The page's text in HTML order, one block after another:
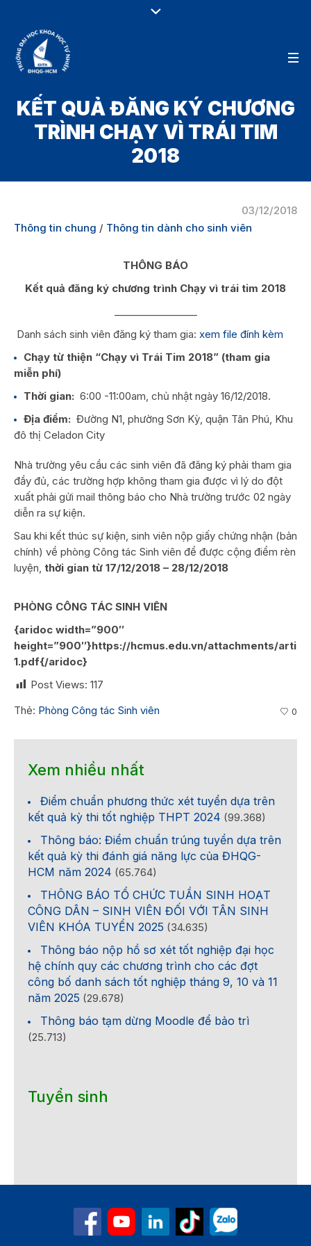
KẾT QUẢ ĐĂNG KÝ CHƯƠNG
TRÌNH CHẠY VÌ TRÁI TIM
2018
03/12/2018
Thông tin chung / Thông tin dành cho sinh viên
THÔNG BÁO
Kết quả đăng ký chương trình Chạy vì trái tim 2018
Danh sách sinh viên đăng ký tham gia: xem file đính kèm
Chạy từ thiện “Chạy vì Trái Tim 2018” (tham gia
miễn phí)
Thời gian: 6:00 -11:00am, chủ nhật ngày 16/12/2018.
Địa điểm: Đường N1, phường Sơn Kỳ, quận Tân Phú, Khu
đô thị Celadon City
Nhà trường yêu cầu các sinh viên đã đăng ký phải tham gia
đầy đủ, các trường hợp không tham gia được vì lý do đột
xuất phải gửi mail thông báo cho Nhà trường trước 02 ngày
diễn ra sự kiện.
Sau khi kết thúc sự kiện, sinh viên nộp giấy chứng nhận (bản
chính) về phòng Công tác Sinh viên để được cộng điểm rèn
luyện, thời gian từ 17/12/2018 – 28/12/2018
PHÒNG CÔNG TÁC SINH VIÊN
{aridoc width=”900″
height=”900″}https://hcmus.edu.vn/attachments/
1.pdf{/aridoc}
Post Views: 117
Thẻ: Phòng Công tác Sinh viên 0
Xem nhiều nhất
Điểm chuẩn phương thức xét tuyển dựa trên
kết quả kỳ thi tốt nghiệp THPT 2024 (99.368)
Thông báo: Điểm chuẩn trúng tuyển dựa trên
kết quả kỳ thi đánh giá năng lực của ĐHQG-
HCM năm 2024 (65.764)
THÔNG BÁO TỔ CHỨC TUẦN SINH HOẠT
CÔNG DÂN – SINH VIÊN ĐỐI VỚI TÂN SINH
VIÊN KHÓA TUYỂN 2025 (34.635)
Thông báo nộp hồ sơ xét tốt nghiệp đại học
hệ chính quy các chương trình cho các đợt
công bố danh sách tốt nghiệp tháng 9, 10 và 11
năm 2025 (29.678)
Thông báo tạm dừng Moodle để bảo trì
(25.713)
Tuyển sinh